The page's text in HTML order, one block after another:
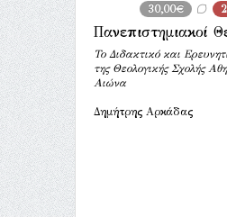
30,00€
Πανεπιστημιακοί
Το Διδακτικό και
της Θεολογικής Σχολής
Αιώνα
Δημήτρης Αρκάδας